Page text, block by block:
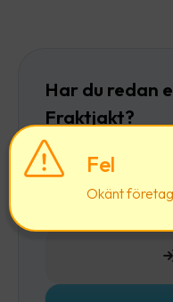
Fel
Okänt företag
Har du redan
Fraktjakt?
Då rekommenderar
sedan lägger till ett
användarkonto.